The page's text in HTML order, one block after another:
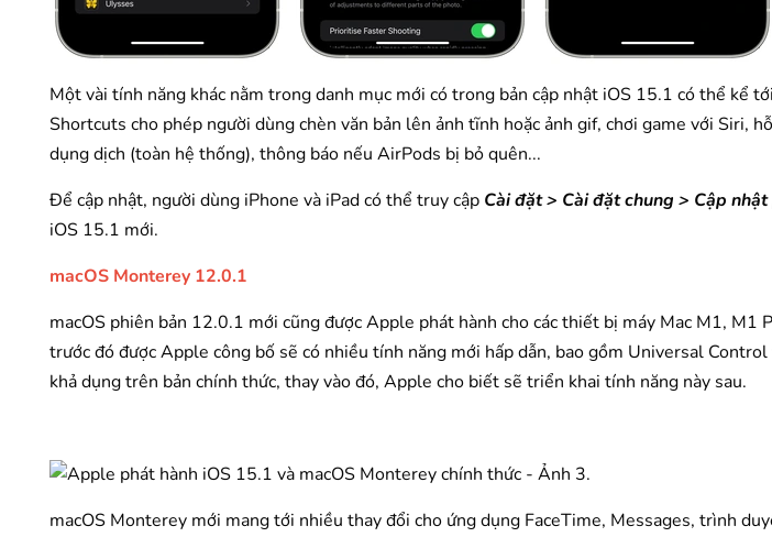
Một vài tính năng khác nằm trong danh mục mới có trong bản cập nhật iOS 15.1 có thể kể
Shortcuts cho phép người dùng chèn văn bản lên ảnh tĩnh hoặc ảnh gif, chơi game với Siri,
dụng dịch (toàn hệ thống), thông báo nếu AirPods bị bỏ quên...
Để cập nhật, người dùng iPhone và iPad có thể truy cập Cài đặt > Cài đặt chung > Cập
iOS 15.1 mới.
macOS Monterey 12.0.1
macOS phiên bản 12.0.1 mới cũng được Apple phát hành cho các thiết bị máy Mac M1, M1
trước đó được Apple công bố sẽ có nhiều tính năng mới hấp dẫn, bao gồm Universal
khả dụng trên bản chính thức, thay vào đó, Apple cho biết sẽ triển khai tính năng này sau.
macOS Monterey mới mang tới nhiều thay đổi cho ứng dụng FaceTime, Messages, trình